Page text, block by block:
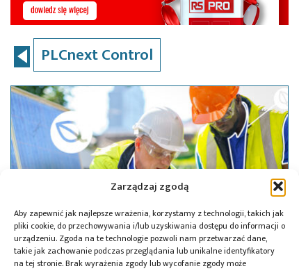
Zarządzaj zgodą
Aby zapewnić jak najlepsze wrażenia, korzystamy z technologii, takich jak
pliki cookie, do przechowywania i/lub uzyskiwania dostępu do informacji o
urządzeniu. Zgoda na te technologie pozwoli nam przetwarzać dane,
takie jak zachowanie podczas przeglądania lub unikalne identyfikatory
na tej stronie. Brak wyrażenia zgody lub wycofanie zgody może
PLCnext Control